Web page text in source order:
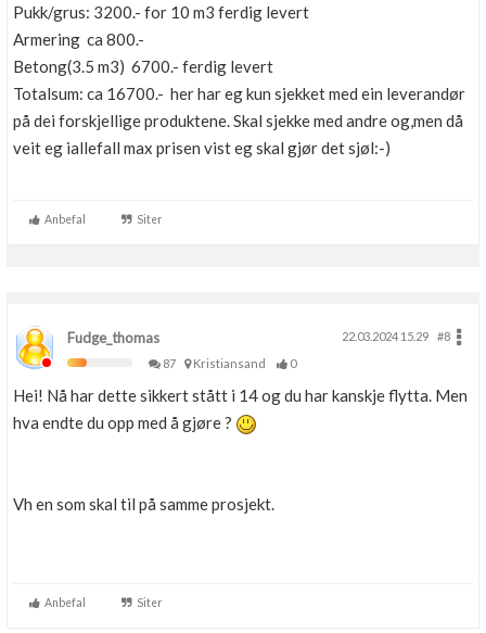
Pukk/grus: 3200.- for 10 m3 ferdig levert
Armering ca 800.-
Betong(3.5 m3) 6700.- ferdig levert
Totalsum: ca 16700.- her har eg kun sjekket med ein leverandør
på dei forskjellige produktene. Skal sjekke med andre og,men då
veit eg iallefall max prisen vist eg skal gjør det sjøl:-)
Anbefal Siter
Fudge_thomas 22.03.2024 15.29
#8
87
Kristiansand 0
Hei! Nå har dette sikkert stått i 14 og du har kanskje flytta. Men
hva endte du opp med å gjøre ?
Vh en som skal til på samme prosjekt.
Anbefal Siter